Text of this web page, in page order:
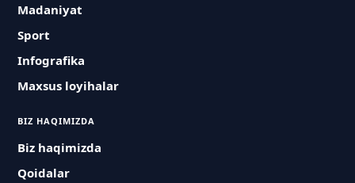
Madaniyat
Sport
Infografika
Maxsus loyihalar
BIZ HAQIMIZDA
Biz haqimizda
Qoidalar